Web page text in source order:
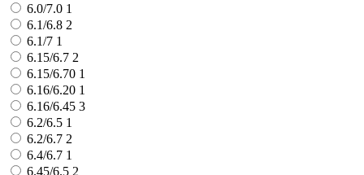
6.0/7.0 1
6.1/6.8 2
6.1/7 1
6.15/6.7 2
6.15/6.70 1
6.16/6.20 1
6.16/6.45 3
6.2/6.5 1
6.2/6.7 2
6.4/6.7 1
6.45/6.5 2